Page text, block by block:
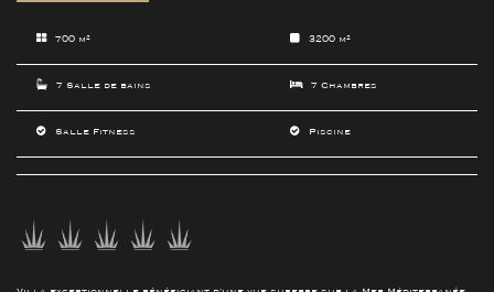
700 m² 3200 m²
7 Salle de bains 7 Chambres
Salle Fitness Piscine